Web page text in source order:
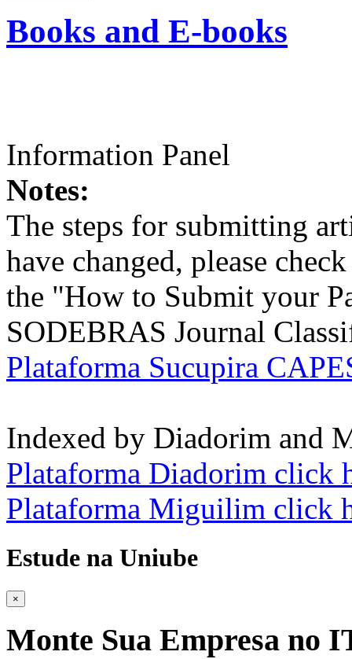
Books and E-books
Information Panel
Notes:
The steps for submitting
have changed, please
the "How to Submit your
SODEBRAS Journal
Plataforma Sucupira
Indexed by Diadorim and
Plataforma Diadorim click
Plataforma Miguilim click
Estude na Uniube
×
Monte Sua Empresa no